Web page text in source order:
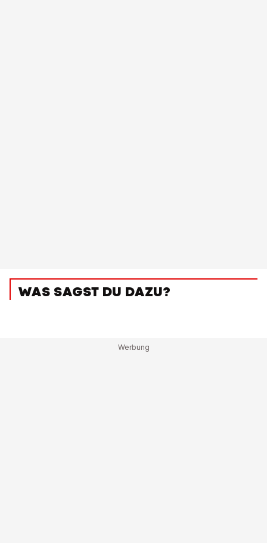
WAS SAGST DU DAZU?